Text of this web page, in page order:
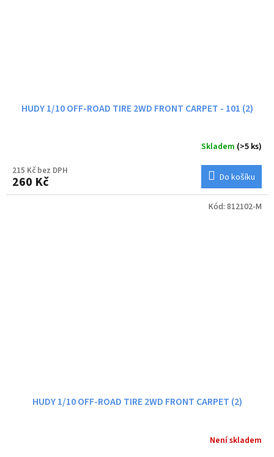
HUDY 1/10 OFF-ROAD TIRE 2WD FRONT CARPET - 101 (2)
Skladem (>5 ks)
215 Kč bez DPH
260 Kč Do košíku
HUDY 1/10 OFF-ROAD TIRE 2WD FRONT CARPET (2)
Není skladem
Kód: 812102-M